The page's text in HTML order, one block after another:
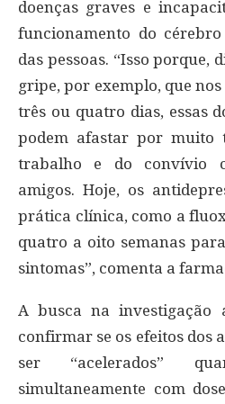
doenças graves e
funcionamento do
das pessoas. “Isso porque,
gripe, por exemplo, que
três ou quatro dias, essas
podem afastar por muito
trabalho e do convívio
amigos. Hoje, os
prática clínica, como a
quatro a oito semanas
sintomas”, comenta a
A busca na investigação
confirmar se os efeitos dos
ser “acelerados”
simultaneamente com